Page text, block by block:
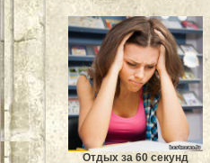
Отдых за 60 секунд